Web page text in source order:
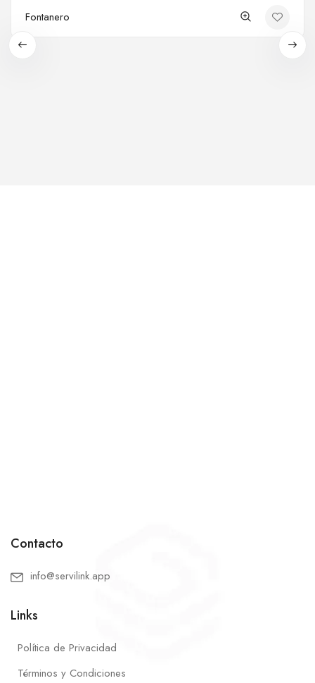
Fontanero
Contacto
info@servilink.app
Links
Política de Privacidad
Términos y Condiciones